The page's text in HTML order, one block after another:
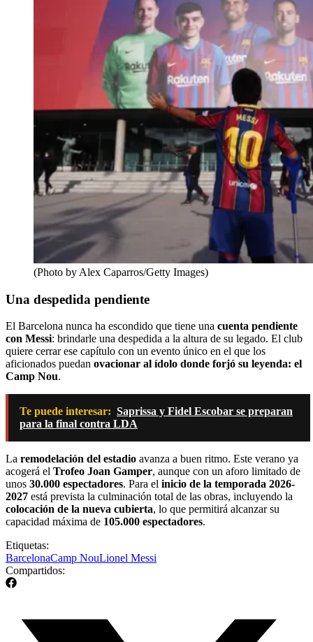
(Photo by Alex Caparros/Getty Images)
Una despedida pendiente
El Barcelona nunca ha escondido que tiene una cuenta pendiente
con Messi: brindarle una despedida a la altura de su legado. El club
quiere cerrar ese capítulo con un evento único en el que los
aficionados puedan ovacionar al ídolo donde forjó su leyenda: el
Camp Nou.
Te puede interesar: Saprissa y Fidel Escobar se preparan
para la final contra LDA
La remodelación del estadio avanza a buen ritmo. Este verano ya
acogerá el Trofeo Joan Gamper, aunque con un aforo limitado de
unos 30.000 espectadores. Para el inicio de la temporada 2026-
2027 está prevista la culminación total de las obras, incluyendo la
colocación de la nueva cubierta, lo que permitirá alcanzar su
capacidad máxima de 105.000 espectadores.
Etiquetas:
BarcelonaCamp NouLionel Messi
Compartidos: